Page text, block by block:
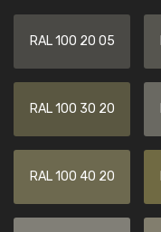
RAL 100 20 05
RAL 100 30 20
RAL 100 40 20